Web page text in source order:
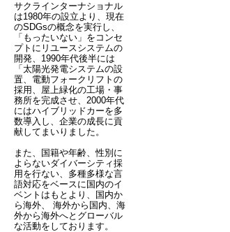
サクラインターナショナル
は1980年の設立より、現在
のSDGsの概念を実行し、
「もったいない」をコンセ
プトにリユースシステムの
開発、1990年代後半には
「太陽光発電システムの設
置、電動フォークリフトの
採用、屋上緑化の工場・事
務所を完成させ、2000年代
にはハイブリッドカーを多
数導入し、企業の成長に貢
献してまいりました。
また、国籍や年齢、性別に
よらないダイバーシティ採
用を行ない、多種多様な言
語対応をベースに国内のイ
ベントはもとより、国内か
ら海外、 海外から国内、海
外から海外へとグローバル
な活動をしております。